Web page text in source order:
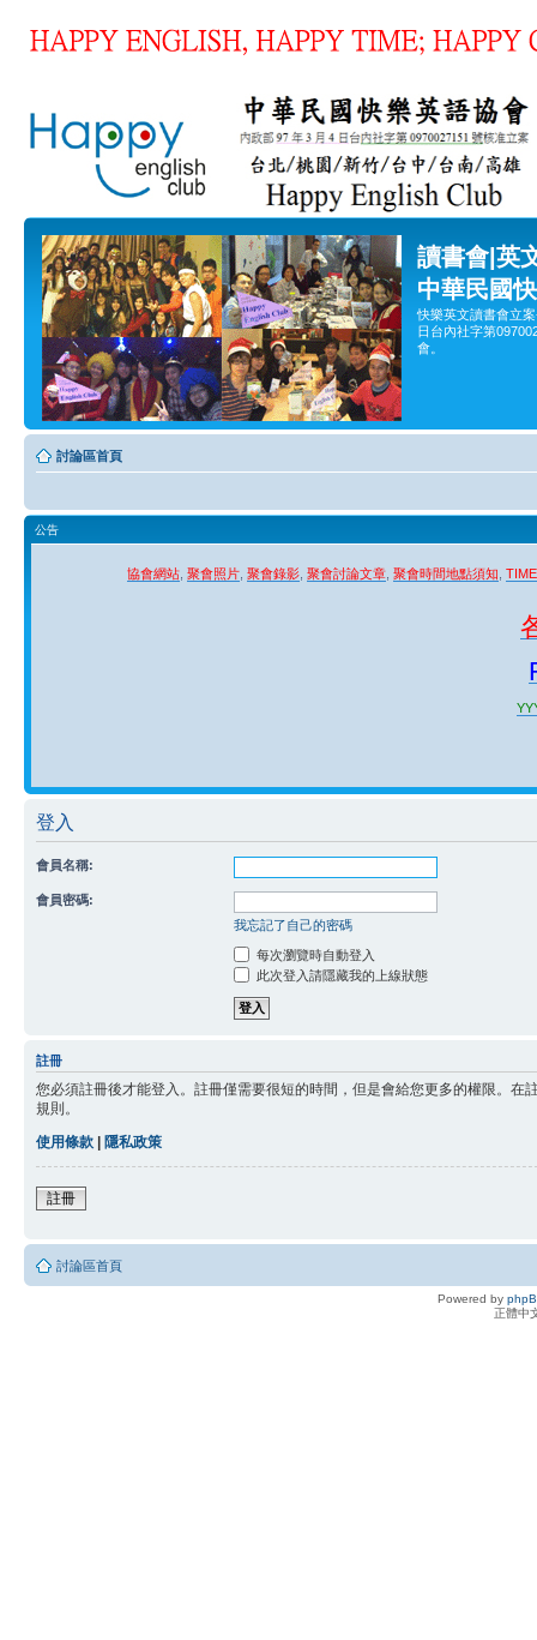
讀書會|英
中華民國
快樂英文讀書會立
日台內社字第
會。
討論區首頁
公告
協會網站 聚會照片 聚會錄影 聚會討論文章 聚會時間地點須知
登入
會員名稱:
會員密碼:
我忘記了自己的密碼
每次瀏覽時自動登入
此次登入請隱藏我的上線狀態
註冊
您必須註冊後才能登入。註冊僅需要很短的時間，但是會給您更多的權限。
規則。
使用條款 | 隱私政策
註冊
討論區首頁
Powered by
正體中